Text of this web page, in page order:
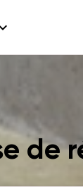
de